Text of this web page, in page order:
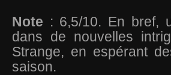
Note : 6,5/10. En bref,
dans de nouvelles
Strange, en espérant
saison.